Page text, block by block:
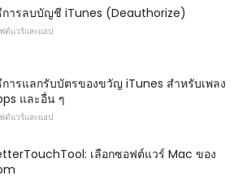
การลบบัญชี iTunes (Deauthorize)
ต์แวร์และแอป
ารแลกรับบัตรของขวัญ iTunes สำหรับเพลง
และอื่น ๆ
ต์แวร์และแอป
เลือกซอฟต์แวร์ Mac ของ